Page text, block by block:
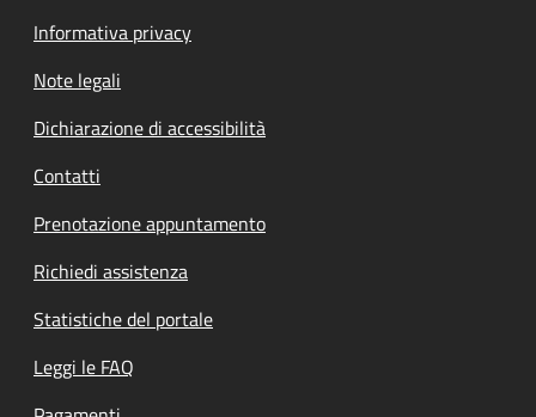
Informativa privacy
Note legali
Dichiarazione di accessibilità
Contatti
Prenotazione appuntamento
Richiedi assistenza
Statistiche del portale
Leggi le FAQ